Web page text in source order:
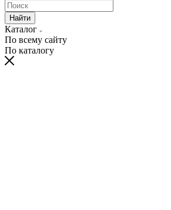
Найти
Каталог
По всему сайту
По каталогу